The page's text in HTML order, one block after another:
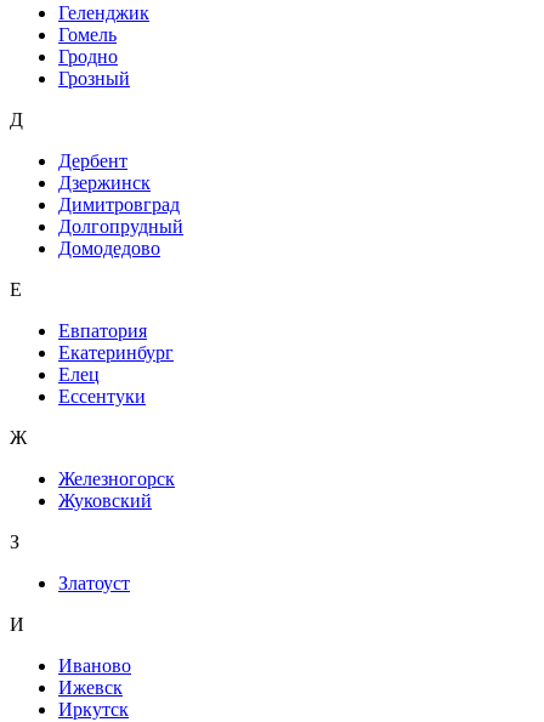
Геленджик
Гомель
Гродно
Грозный
Д
Дербент
Дзержинск
Димитровград
Долгопрудный
Домодедово
Е
Евпатория
Екатеринбург
Елец
Ессентуки
Ж
Железногорск
Жуковский
З
Златоуст
И
Иваново
Ижевск
Иркутск